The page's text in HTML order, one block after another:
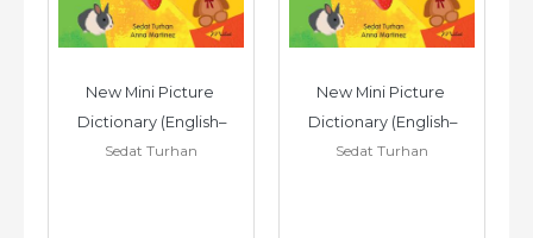
New Mini Picture
Dictionary (English–
Korean)
Sedat Turhan
New Mini Picture
Dictionary (English–
Japanese)
Sedat Turhan